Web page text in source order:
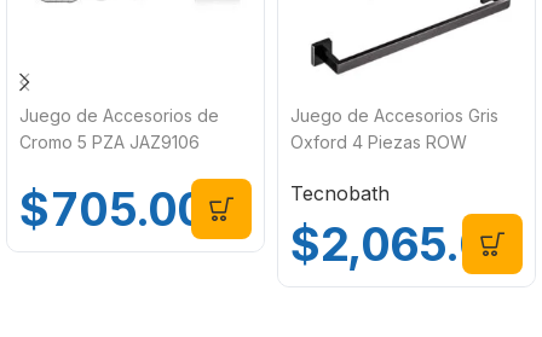
Juego de Accesorios de
Cromo 5 PZA JAZ9106
$705.00
Juego de Accesorios Gris
Oxford 4 Piezas ROW
Tecnobath
$2,065.00